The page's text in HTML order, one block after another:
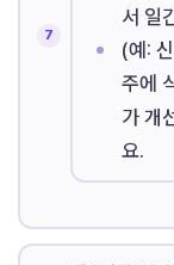
서 일
(예:
주에
가 개
요.